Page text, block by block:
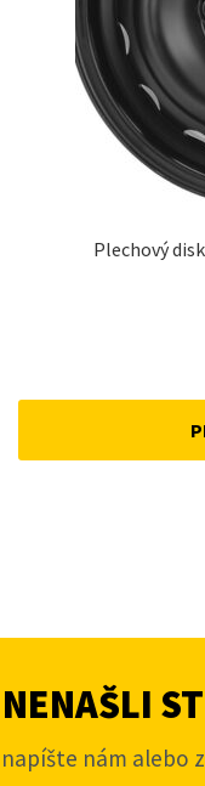
Plechový
NENAŠLI
napíšte nám alebo